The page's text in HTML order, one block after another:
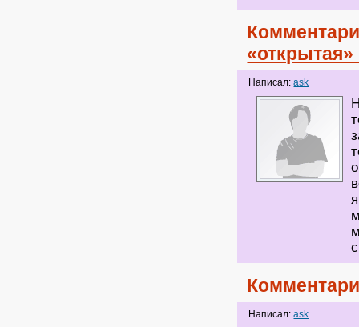
Написал:ask
Написал:ask